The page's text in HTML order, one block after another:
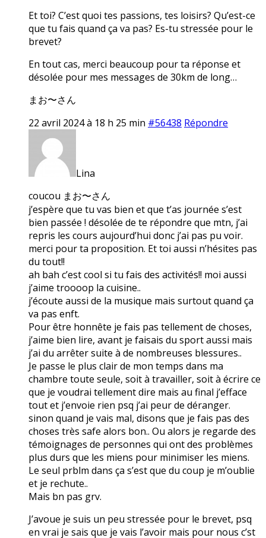
Et toi? C’est quoi tes passions, tes loisirs? Qu’est-ce
que tu fais quand ça va pas? Es-tu stressée pour le
brevet?
En tout cas, merci beaucoup pour ta réponse et
désolée pour mes messages de 30km de long…
まお〜さん
22 avril 2024 à 18 h 25 min #56438 Répondre
Lina
coucou まお〜さん
j’espère que tu vas bien et que t’as journée s’est
bien passée ! désolée de te répondre que mtn, j’ai
repris les cours aujourd’hui donc j’ai pas pu voir.
merci pour ta proposition. Et toi aussi n’hésites pas
du tout!!
ah bah c’est cool si tu fais des activités!! moi aussi
j’aime troooop la cuisine..
j’écoute aussi de la musique mais surtout quand ça
va pas enft.
Pour être honnête je fais pas tellement de choses,
j’aime bien lire, avant je faisais du sport aussi mais
j’ai du arrêter suite à de nombreuses blessures..
Je passe le plus clair de mon temps dans ma
chambre toute seule, soit à travailler, soit à écrire ce
que je voudrai tellement dire mais au final j’efface
tout et j’envoie rien psq j’ai peur de déranger.
sinon quand je vais mal, disons que je fais pas des
choses très safe alors bon.. Ou alors je regarde des
témoignages de personnes qui ont des problèmes
plus durs que les miens pour minimiser les miens.
Le seul prblm dans ça s’est que du coup je m’oublie
et je rechute..
Mais bn pas grv.
J’avoue je suis un peu stressée pour le brevet, psq
en vrai je sais que je vais l’avoir mais pour nous c’st